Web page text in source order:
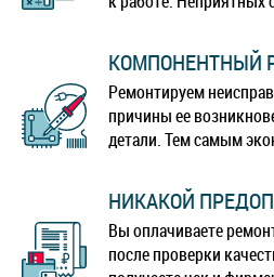
КОМПОНЕНТНЫЙ
Ремонтируем
причины ее
детали. Тем самым
НИКАКОЙ
Вы оплачиваете
после проверки